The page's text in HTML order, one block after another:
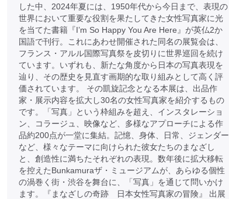
した中、2024年夏には、1950年代から今日まで、表現の
世界において重要な役割を果たしてきた女性写真家に光
を当てた書籍『I’m So Happy You Are Here』が英仏2か
国語で刊行。これにあわせ開催された同名の展覧会は、
フランス・アルル国際写真祭を皮切りに世界巡回を続け
ています。いずれも、新たな角度から日本の写真表現を
辿り、その歴史を見直す画期的な取り組みとして高く評
価されています。 その凱旋記念となる本展は、出品作
家・展示内容を拡大し30名の女性写真家を紹介するもの
です。「写真」という枠組みを超え、インスタレーショ
ン、コラージュ、映像など、多様なアプローチによる作
品約200点が一堂に集結。記憶、身体、日常、ジェンダー
など、様々なテーマに向けられた彼女たちのまなざし
と、創造性に満ちたそれぞれの表現。数年後に拡大移転
を控えたBunkamuraザ・ミュージアムが、あらゆる個性
の渦巻く街・渋谷を舞台に、「写真」を通じて問いかけ
ます。『まなざしの奇跡 日本女性写真家の冒険』 出展